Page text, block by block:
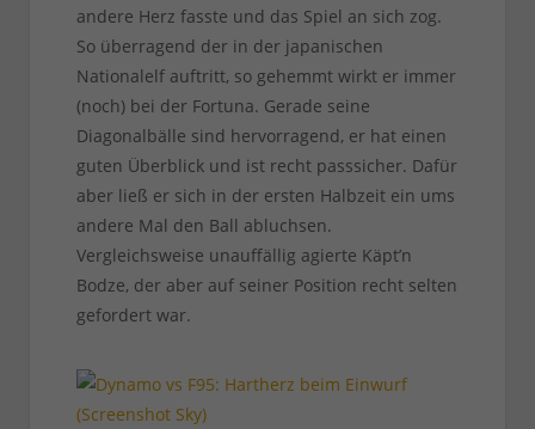
andere Herz fasste und das Spiel an sich zog.
So überragend der in der japanischen
Nationalelf auftritt, so gehemmt wirkt er immer
(noch) bei der Fortuna. Gerade seine
Diagonalbälle sind hervorragend, er hat einen
guten Überblick und ist recht passsicher. Dafür
aber ließ er sich in der ersten Halbzeit ein ums
andere Mal den Ball abluchsen.
Vergleichsweise unauffällig agierte Käpt’n
Bodze, der aber auf seiner Position recht selten
gefordert war.